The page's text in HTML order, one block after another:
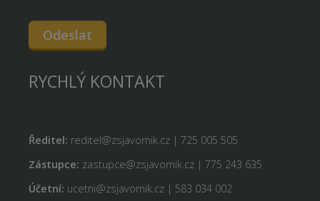
Odeslat
RYCHLÝ KONTAKT
Ředitel: reditel@zsjavornik.cz | 725 005 505
Zástupce: zastupce@zsjavornik.cz | 775 243 635
Účetní: ucetni@zsjavornik.cz | 583 034 002